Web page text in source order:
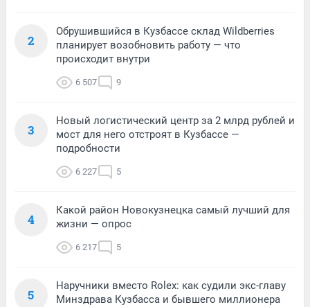
2
Обрушившийся в Кузбассе склад Wildberries
планирует возобновить работу — что
происходит внутри
6 507 9
3
Новый логистический центр за 2 млрд рублей и
мост для него отстроят в Кузбассе —
подробности
6 227 5
4
Какой район Новокузнецка самый лучший для
жизни — опрос
6 217 5
5
Наручники вместо Rolex: как судили экс-главу
Минздрава Кузбасса и бывшего миллионера